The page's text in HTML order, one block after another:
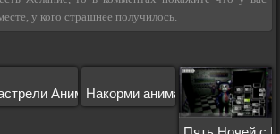
у кого страшнее получилось.
Аниматроника
Накорми аниматроника